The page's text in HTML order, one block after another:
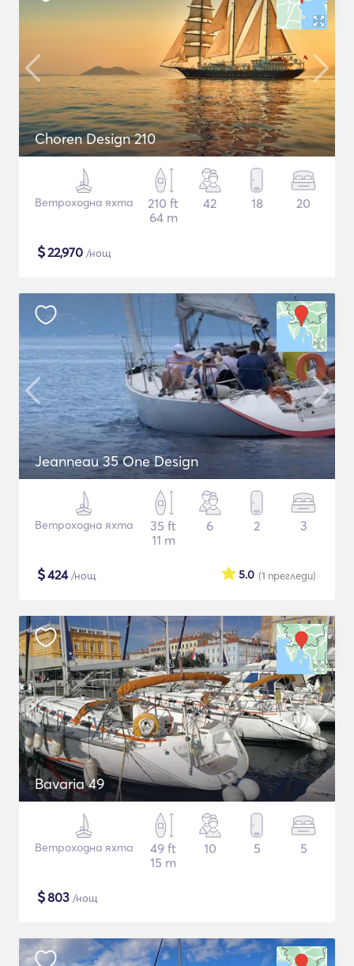
Choren Design 210
Ветроходна яхта
210 ft
64 m
42 18 20
$22,970 /нощ
Jeanneau 35 One Design
Ветроходна яхта
35 ft
11 m
6 2 3
$424/нощ (1 прегледи)
5.0
Bavaria 49
Ветроходна яхта
49 ft
15 m
10 5 5
$803 /нощ